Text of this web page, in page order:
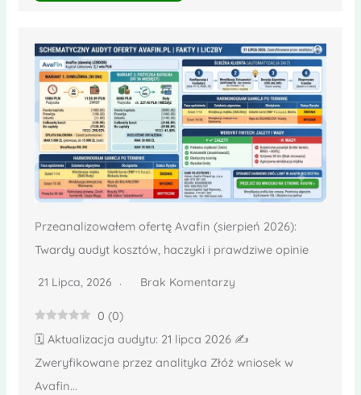
Przeanalizowałem ofertę Avafin (sierpień 2026):
Twardy audyt kosztów, haczyki i prawdziwe opinie
21 Lipca, 2026 Brak Komentarzy
0 (0)
🗓️ Aktualizacja audytu: 21 lipca 2026 ✍️
Zweryfikowane przez analityka Złóż wniosek w
Avafin...